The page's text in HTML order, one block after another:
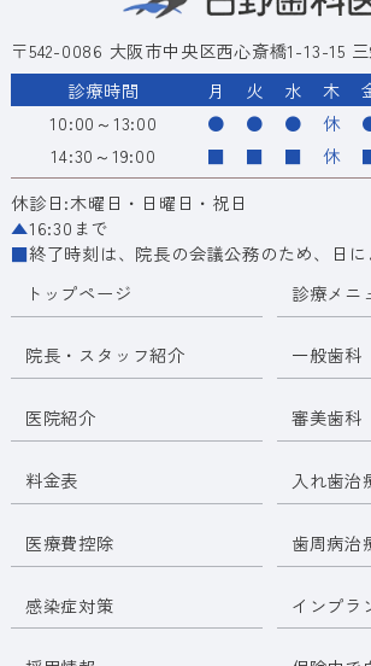
〒542-0086 大阪市中央区西心斎橋1-13-15
診療時間
月 火 水 木
10:00～13:00
● ● ● 休
14:30～19:00
■ ■ ■ 休
休診日:木曜日・日曜日・祝日
▲16:30まで
■終了時刻は、院長の会議公務のため、日に
トップページ
院長・スタッフ紹介
医院紹介
料金表
医療費控除
感染症対策
診療メニ
一般歯科
審美歯科
入れ歯治
歯周病治
インプラ